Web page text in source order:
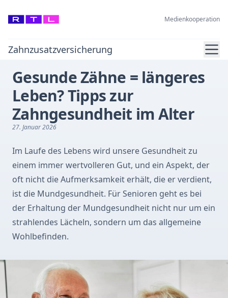
Medienkooperation
Zahnzusatzversicherung
Gesunde Zähne = längeres
Leben? Tipps zur
Zahngesundheit im Alter
27. Januar 2026
Im Laufe des Lebens wird unsere Gesundheit zu
einem immer wertvolleren Gut, und ein Aspekt, der
oft nicht die Aufmerksamkeit erhält, die er verdient,
ist die Mundgesundheit. Für Senioren geht es bei
der Erhaltung der Mundgesundheit nicht nur um ein
strahlendes Lächeln, sondern um das allgemeine
Wohlbefinden.